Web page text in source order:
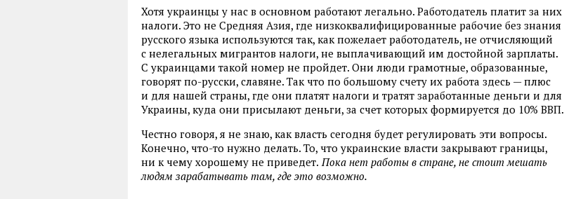
Хотя украинцы у нас в основном работают легально. Работодатель платит за них
налоги. Это не Средняя Азия, где низкоквалифицированные рабочие без знания
русского языка используются так, как пожелает работодатель, не отчисляющий
с нелегальных мигрантов налоги, не выплачивающий им достойной зарплаты.
С украинцами такой номер не пройдет. Они люди грамотные, образованные,
говорят по-русски, славяне. Так что по большому счету их работа здесь — плюс
и для нашей страны, где они платят налоги и тратят заработанные деньги и для
Украины, куда они присылают деньги, за счет которых формируется до 10% ВВП.
Честно говоря, я не знаю, как власть сегодня будет регулировать эти вопросы.
Конечно, что-то нужно делать. То, что украинские власти закрывают границы,
ни к чему хорошему не приведет. Пока нет работы в стране, не стоит мешать
людям зарабатывать там, где это возможно.